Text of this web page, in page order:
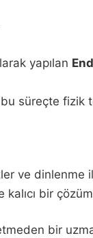
yapılan
süreçte fizik
ve dinlenme
bir
bir